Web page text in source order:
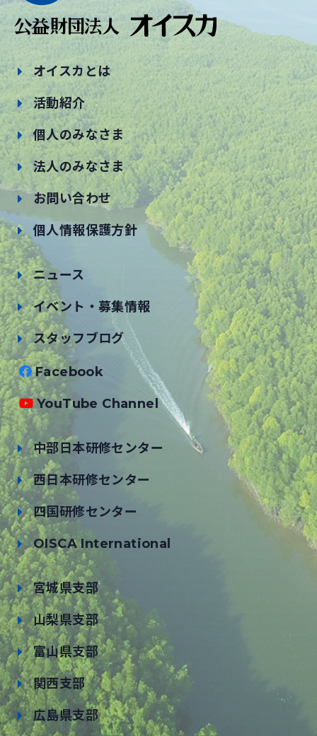
オイスカとは
活動紹介
個人のみなさま
法人のみなさま
お問い合わせ
個人情報保護方針
ニュース
イベント・募集情報
スタッフブログ
Facebook
YouTube Channel
中部日本研修センター
西日本研修センター
四国研修センター
OISCA International
宮城県支部
山梨県支部
富山県支部
関西支部
広島県支部